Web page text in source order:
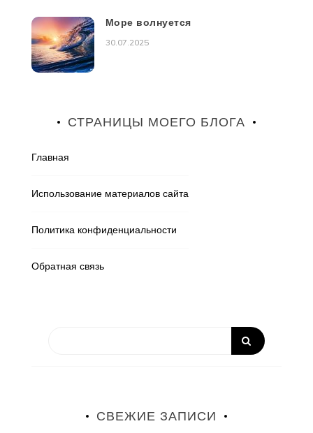
Море волнуется
30.07.2025
СТРАНИЦЫ МОЕГО БЛОГА
Главная
Использование материалов сайта
Политика конфиденциальности
Обратная связь
СВЕЖИЕ ЗАПИСИ